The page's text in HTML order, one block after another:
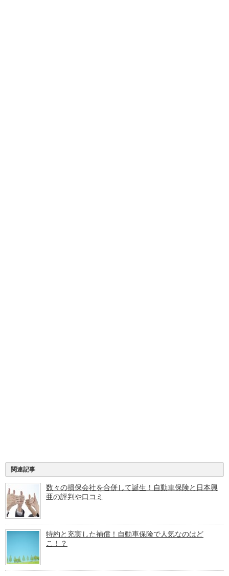
関連記事
数々の損保会社を合併して誕生！自動車保険と日本興
亜の評判や口コミ
特約と充実した補償！自動車保険で人気なのはど
こ！？